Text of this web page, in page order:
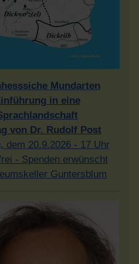
Mundarten
in eine
von Dr. Rudolf Post
dem 20.9.2026 - 17 Uhr
- Spenden erwünscht
Guntersblum